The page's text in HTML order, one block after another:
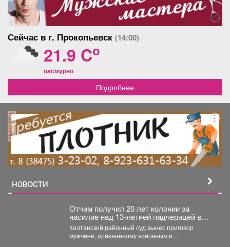
Сейчас в г. Прокопьевск (14:00)
21.9 Co
пасмурно
Подробнее
реклама
НОВОСТИ
Отчим получил 20 лет колонии за
насилие над 13‑летней падчерицей в
Кузбассе
Калтанский районный суд вынес приговор
мужчине, признанному виновным в